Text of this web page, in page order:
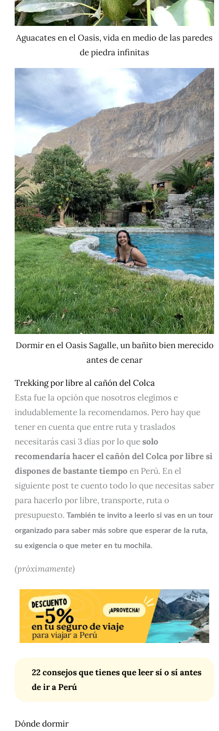
Aguacates en el Oasis, vida en medio de las paredes
de piedra infinitas
Dormir en el Oasis Sagalle, un bañito bien merecido
antes de cenar
Trekking por libre al cañón del Colca
Esta fue la opción que nosotros elegimos e
indudablemente la recomendamos. Pero hay que
tener en cuenta que entre ruta y traslados
necesitarás casi 3 días por lo quesolo
recomendaría hacer el cañón del Colca por libre si
dispones de bastante tiempo en Perú. En el
siguiente post te cuento todo lo que necesitas saber
para hacerlo por libre, transporte, ruta o
presupuesto. También te invito a leerlo si vas en un tour
organizado para saber más sobre que esperar de la ruta,
su exigencia o que meter en tu mochila.
(próximamente)
22 consejos que tienes que leer sí o sí antes
de ir a Perú
Dónde dormir